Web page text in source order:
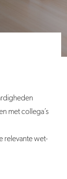
met collega’s
relevante wet-